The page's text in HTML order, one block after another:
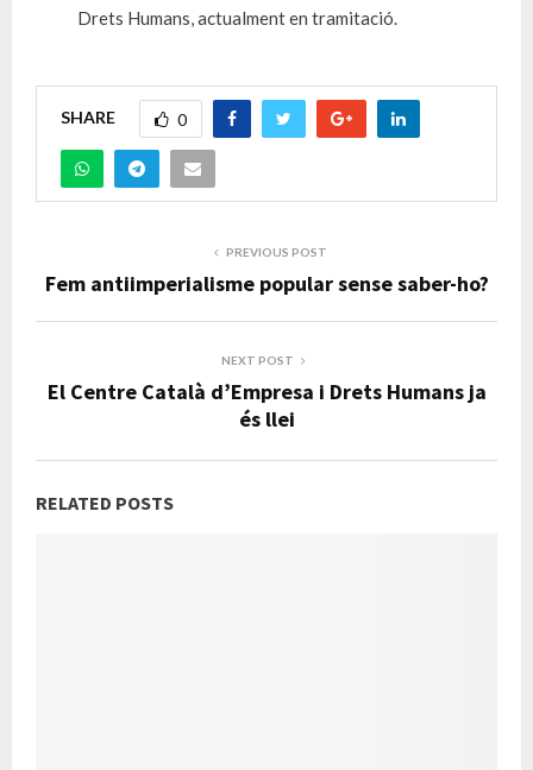
Drets Humans, actualment en tramitació.
SHARE 0
PREVIOUS POST
Fem antiimperialisme popular sense saber-ho?
NEXT POST
El Centre Català d’Empresa i Drets Humans ja
és llei
RELATED POSTS